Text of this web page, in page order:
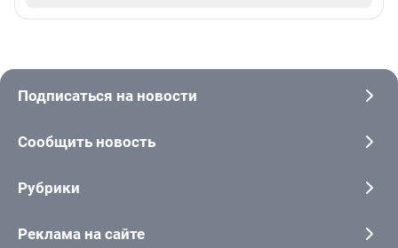
Подписаться на новости
Сообщить новость
Рубрики
Реклама на сайте